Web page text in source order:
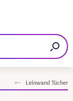
Leinwand Tücher